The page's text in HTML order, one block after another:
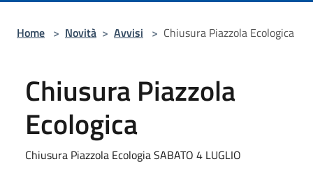
Home > Novità > Avvisi > Chiusura Piazzola Ecologica
Chiusura Piazzola
Ecologica
Chiusura Piazzola Ecologia SABATO 4 LUGLIO